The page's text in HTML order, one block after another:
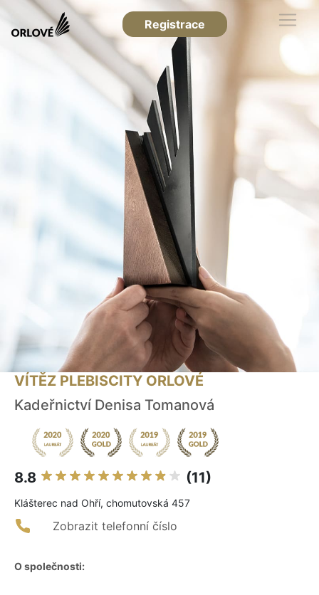
Registrace
VÍTĚZ PLEBISCITY ORLOVÉ
Kadeřnictví Denisa Tomanová
8.8 (11)
Klášterec nad Ohří, chomutovská 457
Zobrazit telefonní číslo
O společnosti: